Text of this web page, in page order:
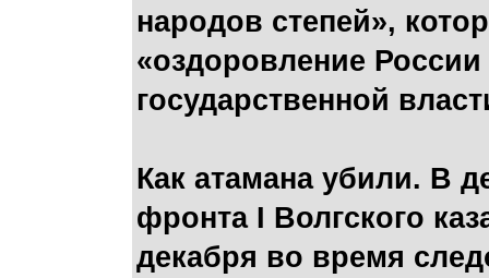
народов степей»,
«оздоровление
государственной
Как атамана убили. В
фронта I Волгского
декабря во время